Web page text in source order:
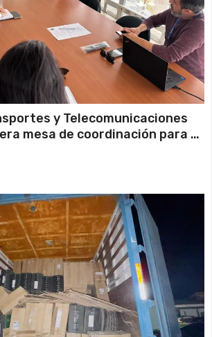
y Telecomunicaciones
mesa de coordinación para el
desuso en Iquique